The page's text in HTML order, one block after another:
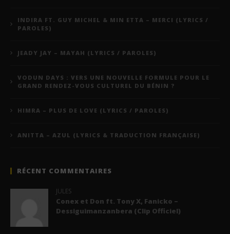
INDIRA FT. GUY MICHEL & MIN ETTA – MERCI (LYRICS /
PAROLES)
JEADY JAY – MAYAH (LYRICS / PAROLES)
VODUN DAYS : VERS UNE NOUVELLE FORMULE POUR LE
GRAND RENDEZ-VOUS CULTUREL DU BÉNIN ?
HIMRA – PLUS DE LOVE (LYRICS / PAROLES)
ANITTA – AZUL (LYRICS & TRADUCTION FRANÇAISE)
RÉCENT COMMENTAIRES
JULES
Conex et Don ft. Tony X, Fanicko –
Dessiguimanzanbera (Clip Officiel)